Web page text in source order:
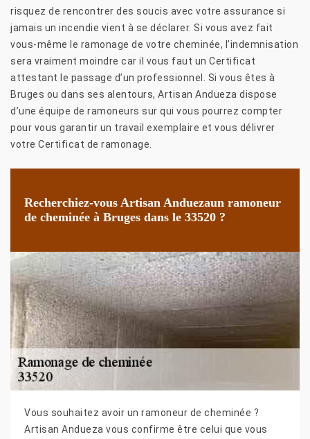
risquez de rencontrer des soucis avec votre assurance si
jamais un incendie vient à se déclarer. Si vous avez fait
vous-même le ramonage de votre cheminée, l’indemnisation
sera vraiment moindre car il vous faut un Certificat
attestant le passage d’un professionnel. Si vous êtes à
Bruges ou dans ses alentours, Artisan Andueza dispose
d’une équipe de ramoneurs sur qui vous pourrez compter
pour vous garantir un travail exemplaire et vous délivrer
votre Certificat de ramonage.
Recherchiez-vous Artisan Anduezaun ramoneur
de cheminée à Bruges dans le 33520 ?
Vous souhaitez avoir un ramoneur de cheminée ?
Artisan Andueza vous confirme être celui que vous